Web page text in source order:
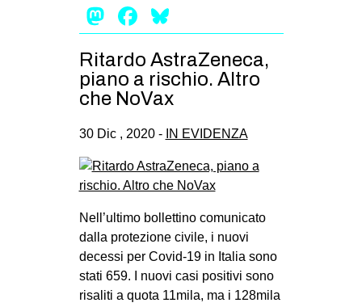
Mastodon
Facebook
Ritardo AstraZeneca,
piano a rischio. Altro
che NoVax
30 Dic , 2020 - IN EVIDENZA
Nell’ultimo bollettino comunicato
dalla protezione civile, i nuovi
decessi per Covid-19 in Italia sono
stati 659. I nuovi casi positivi sono
risaliti a quota 11mila, ma i 128mila